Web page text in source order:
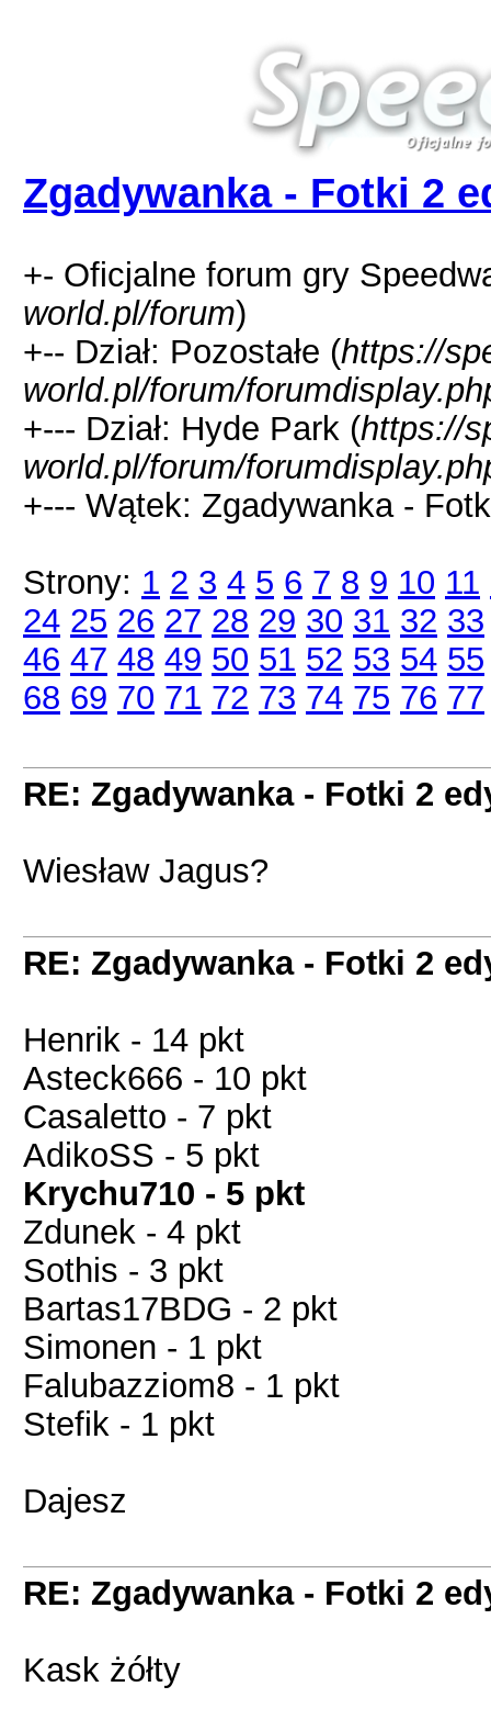
Zgadywanka - Fotki 2
+- Oficjalne forum gry
world.pl/forum)
+-- Dział: Pozostałe (https://
world.pl/forum/
+--- Dział: Hyde Park (https://
world.pl/forum/
+--- Wątek: Zgadywanka -
Strony: 1 2 3 4 5 6 7 8 9 10 11
24 25 26 27 28 29 30 31 32 33
46 47 48 49 50 51 52 53 54 55
68 69 70 71 72 73 74 75 76 77
RE: Zgadywanka - Fotki 2
Wiesław Jagus?
RE: Zgadywanka - Fotki 2
Henrik - 14 pkt
Asteck666 - 10 pkt
Casaletto - 7 pkt
AdikoSS - 5 pkt
Krychu710 - 5 pkt
Zdunek - 4 pkt
Sothis - 3 pkt
Bartas17BDG - 2 pkt
Simonen - 1 pkt
Falubazziom8 - 1 pkt
Stefik - 1 pkt
Dajesz
RE: Zgadywanka - Fotki 2
Kask żółty